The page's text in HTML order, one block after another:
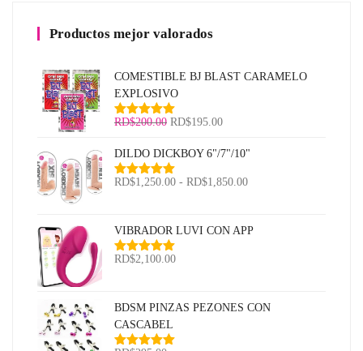
Productos mejor valorados
COMESTIBLE BJ BLAST CARAMELO
EXPLOSIVO
Valorado
5
RD$200.00 El
original
era:
RD$200.00.
RD$195.00El
actual
RD$195.00.
DILDO DICKBOY 6"/7"/10"
Valorado
RD$1,250.00 - RD$1,850.00Rango
desde
VIBRADOR LUVI CON APP
Valorado
RD$2,100.00
BDSM PINZAS PEZONES CON
CASCABEL